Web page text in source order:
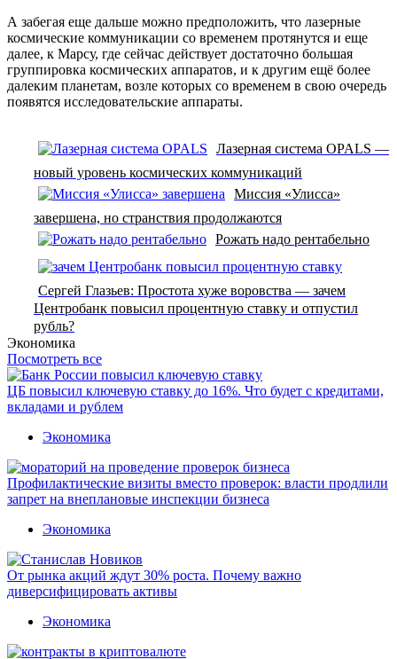
А забегая еще дальше можно предположить, что лазерные
космические коммуникации со временем протянутся и еще
далее, к Марсу, где сейчас действует достаточно большая
группировка космических аппаратов, и к другим ещё более
далеким планетам, возле которых со временем в свою очередь
появятся исследовательские аппараты.
Лазерная система OPALS —
новый уровень космических коммуникаций
Миссия «Улисса»
завершена, но странствия продолжаются
Рожать надо рентабельно
Сергей Глазьев: Простота хуже воровства — зачем
Центробанк повысил процентную ставку и отпустил
рубль?
Экономика
Посмотреть все
ЦБ повысил ключевую ставку до 16%. Что будет с кредитами,
вкладами и рублем
Экономика
Профилактические визиты вместо проверок: власти продлили
запрет на внеплановые инспекции бизнеса
Экономика
От рынка акций ждут 30% роста. Почему важно
диверсифицировать активы
Экономика